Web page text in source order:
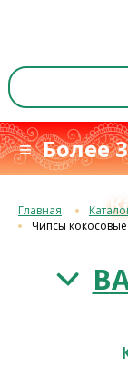
≡ Более
Главная
Чипсы кокосовые